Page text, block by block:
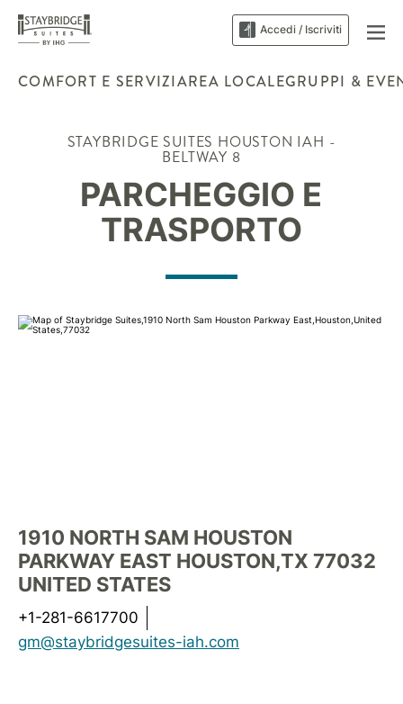
Accedi / Iscriviti
COMFORT E SERVIZIAREA LOCALEGRUPPI &
STAYBRIDGE SUITES HOUSTON IAH -
BELTWAY 8
PARCHEGGIO E
TRASPORTO
1910 NORTH SAM HOUSTON
PARKWAY EAST HOUSTON,TX 77032
UNITED STATES
+1-281-6617700
gm@staybridgesuites-iah.com